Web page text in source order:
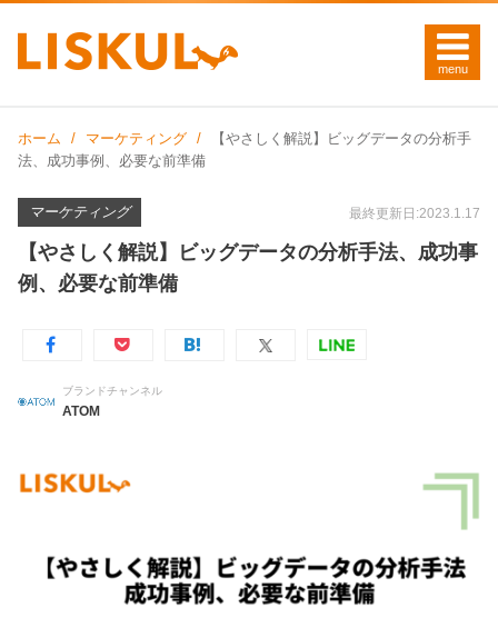
ホーム マーケティング
【やさしく解説】ビッグデータの分析手
法、成功事例、必要な前準備
マーケティング 最終更新日:2023.1.17
【やさしく解説】ビッグデータの分析手法、成功事
例、必要な前準備
ブランドチャンネル
ATOM